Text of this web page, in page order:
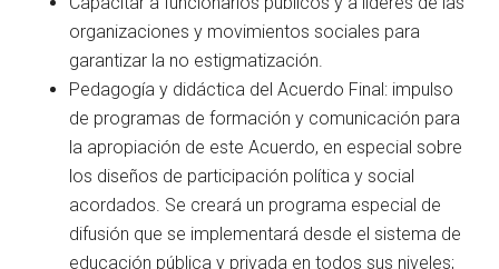
organizaciones y movimientos sociales para
garantizar la no estigmatización.
Pedagogía y didáctica del Acuerdo Final: impulso
de programas de formación y comunicación para
la apropiación de este Acuerdo, en especial sobre
los diseños de participación política y social
acordados. Se creará un programa especial de
difusión que se implementará desde el sistema de
educación pública y privada en todos sus niveles;